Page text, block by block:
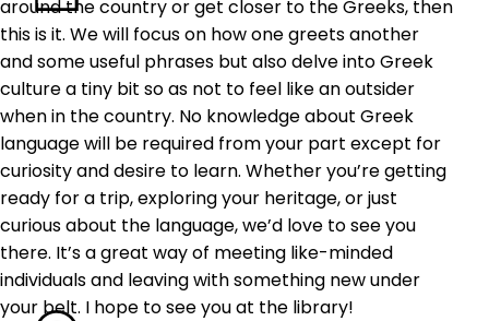
around the country or get closer to the Greeks, then
this is it. We will focus on how one greets another
and some useful phrases but also delve into Greek
culture a tiny bit so as not to feel like an outsider
when in the country. No knowledge about Greek
language will be required from your part except for
curiosity and desire to learn. Whether you’re getting
ready for a trip, exploring your heritage, or just
curious about the language, we’d love to see you
there. It’s a great way of meeting like-minded
individuals and leaving with something new under
your belt. I hope to see you at the library!